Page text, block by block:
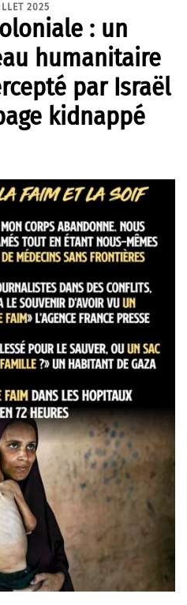
2025
: un
humanitaire
par Israël
kidnappé